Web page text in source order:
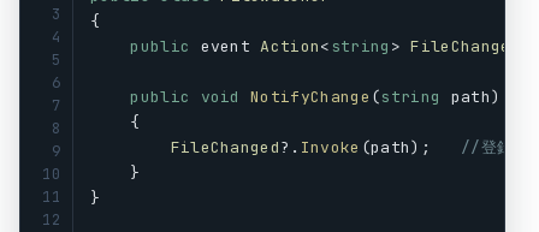
3
4
5
6
7
8
9
10
11
12
{
public
event Action< string > FileChanged
public void NotifyChange (string path)
    {
FileChanged?. Invoke (path); //登録さ
    }
}